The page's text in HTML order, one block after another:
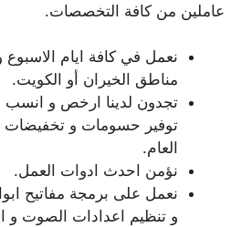
عاملين من كافة التخصصات.
نعمل في كافة ايام
مناطق الخيران أو الكويت.
تجدون لدينا ارخص و انسب
توفير حسومات و تخفيضات
العام.
نؤمن احدث ادوات العمل.
نعمل على برمجة مفاتيح
و تنظيم اعدادات الصوت و